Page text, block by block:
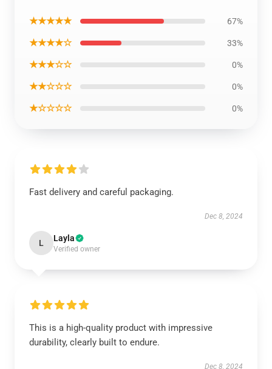
★★★★★ 67%
★★★★☆ 33%
★★★☆☆ 0%
★★☆☆☆ 0%
★☆☆☆☆ 0%
Fast delivery and careful packaging.
Dec 8, 2024
L Layla
Verified owner
This is a high-quality product with impressive
durability, clearly built to endure.
Dec 8, 2024